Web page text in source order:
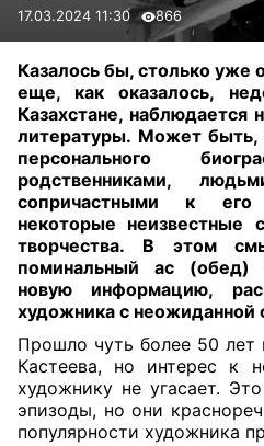
17.03.2024 11:30 866
Казалось бы, столько уже
еще, как оказалось,
Казахстане, наблюдается
литературы. Может
персонального
родственниками,
сопричастными к
некоторые неизвестные
творчества. В этом
поминальный ас (обед)
новую информацию,
художника с неожиданной
Прошло чуть более 50 лет
Кастеева, но интерес к
художнику не угасает.
эпизоды, но они
популярности художника